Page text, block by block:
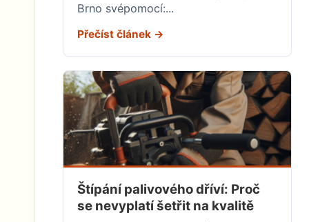
Brno svépomocí:...
Přečíst článek →
Štípání palivového dříví: Proč
se nevyplatí šetřit na kvalitě